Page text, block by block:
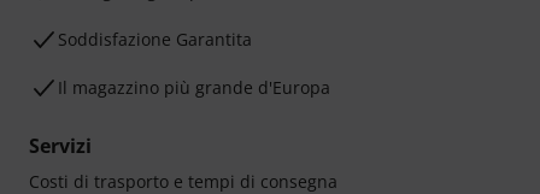
Soddisfazione Garantita
Il magazzino più grande d'Europa
Servizi
Costi di trasporto e tempi di consegna